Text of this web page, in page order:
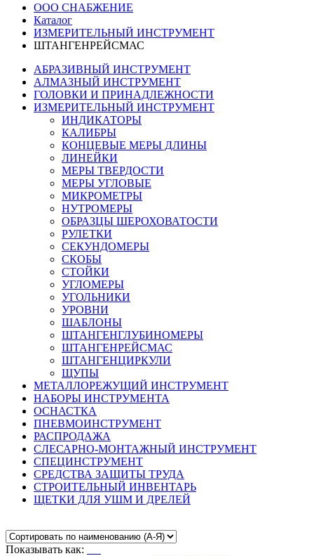
ООО СНАБЖЕНИЕ
Каталог
ИЗМЕРИТЕЛЬНЫЙ ИНСТРУМЕНТ
ШТАНГЕНРЕЙСМАС
АБРАЗИВНЫЙ ИНСТРУМЕНТ
АЛМАЗНЫЙ ИНСТРУМЕНТ
ГОЛОВКИ И ПРИНАДЛЕЖНОСТИ
ИЗМЕРИТЕЛЬНЫЙ ИНСТРУМЕНТ
ИНДИКАТОРЫ
КАЛИБРЫ
КОНЦЕВЫЕ МЕРЫ ДЛИНЫ
ЛИНЕЙКИ
МЕРЫ ТВЕРДОСТИ
МЕРЫ УГЛОВЫЕ
МИКРОМЕТРЫ
НУТРОМЕРЫ
ОБРАЗЦЫ ШЕРОХОВАТОСТИ
РУЛЕТКИ
СЕКУНДОМЕРЫ
СКОБЫ
СТОЙКИ
УГЛОМЕРЫ
УГОЛЬНИКИ
УРОВНИ
ШАБЛОНЫ
ШТАНГЕНГЛУБИНОМЕРЫ
ШТАНГЕНРЕЙСМАС
ШТАНГЕНЦИРКУЛИ
ЩУПЫ
МЕТАЛЛОРЕЖУЩИЙ ИНСТРУМЕНТ
НАБОРЫ ИНСТРУМЕНТА
ОСНАСТКА
ПНЕВМОИНСТРУМЕНТ
РАСПРОДАЖА
СЛЕСАРНО-МОНТАЖНЫЙ ИНСТРУМЕНТ
СПЕЦИНСТРУМЕНТ
СРЕДСТВА ЗАЩИТЫ ТРУДА
СТРОИТЕЛЬНЫЙ ИНВЕНТАРЬ
ЩЕТКИ ДЛЯ УШМ И ДРЕЛЕЙ
Показывать как: